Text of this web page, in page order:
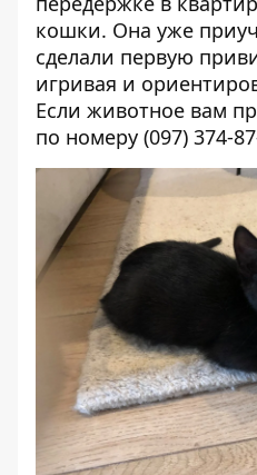
кошки. Она уже
сделали первую
игривая и
Если животное вам
по номеру (097) 374-